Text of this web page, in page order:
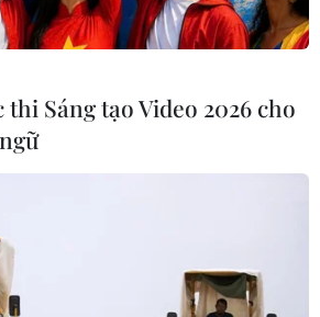
vẫn khó đoán
đáy ba tuần khi căng thẳng tại
hạ nhiệt
2,6 tỷ thùng dầu kể từ khi
bùng phát
dốc gần 5% do kỳ vọng về đàm
Trung Đông
Sáng tạo Video 2026 cho